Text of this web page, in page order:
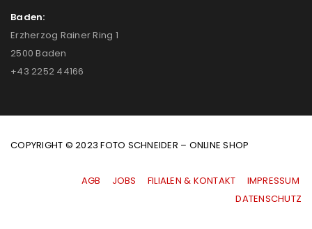
Baden:
Erzherzog Rainer Ring 1
2500 Baden
+43 2252 44166
COPYRIGHT © 2023 FOTO SCHNEIDER – ONLINE SHOP
AGB JOBS FILIALEN & KONTAKT
IMPRESSUM
|DATENSCHUTZ